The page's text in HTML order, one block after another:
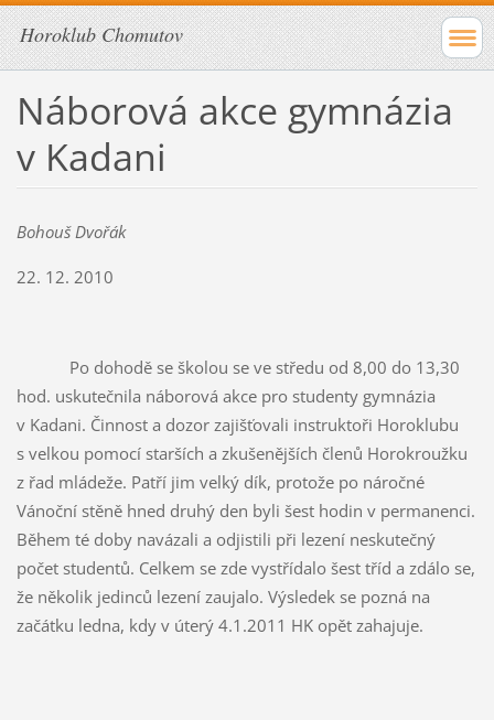
Horoklub Chomutov
Náborová akce gymnázia
v Kadani
Bohouš Dvořák
22. 12. 2010
Po dohodě se školou se ve středu od 8,00 do 13,30
hod. uskutečnila náborová akce pro studenty gymnázia
v Kadani. Činnost a dozor zajišťovali instruktoři Horoklubu
s velkou pomocí starších a zkušenějších členů Horokroužku
z řad mládeže. Patří jim velký dík, protože po náročné
Vánoční stěně hned druhý den byli šest hodin v permanenci.
Během té doby navázali a odjistili při lezení neskutečný
počet studentů. Celkem se zde vystřídalo šest tříd a zdálo se,
že několik jedinců lezení zaujalo. Výsledek se pozná na
začátku ledna, kdy v úterý 4.1.2011 HK opět zahajuje.